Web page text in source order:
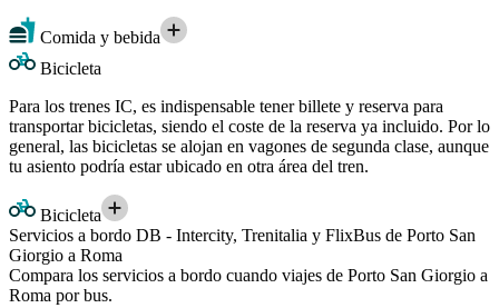
Comida y bebida
Bicicleta
Para los trenes IC, es indispensable tener billete y reserva para
transportar bicicletas, siendo el coste de la reserva ya incluido. Por lo
general, las bicicletas se alojan en vagones de segunda clase, aunque
tu asiento podría estar ubicado en otra área del tren.
Bicicleta
Servicios a bordo DB - Intercity, Trenitalia y FlixBus de Porto San
Giorgio a Roma
Compara los servicios a bordo cuando viajes de Porto San Giorgio a
Roma por bus.